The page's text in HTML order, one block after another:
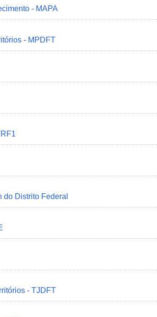
- MAPA
- MPDFT
do Distrito Federal
- TJDFT